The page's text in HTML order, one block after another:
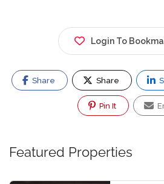
Login To
Share Share
Pin It
Featured Properties